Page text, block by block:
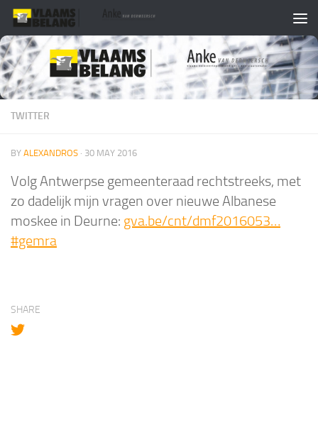
Skip to content
TWITTER
BY ALEXANDROS · 30 MAY 2016
Volg Antwerpse gemeenteraad rechtstreeks, met
zo dadelijk mijn vragen over nieuwe Albanese
moskee in Deurne: gva.be/cnt/dmf2016053…
#gemra
SHARE